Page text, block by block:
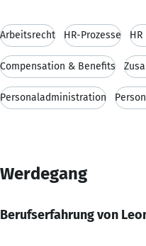
Arbeitsrecht HR-Prozesse
Compensation & Benefits
Personaladministration
Werdegang
Berufserfahrung von